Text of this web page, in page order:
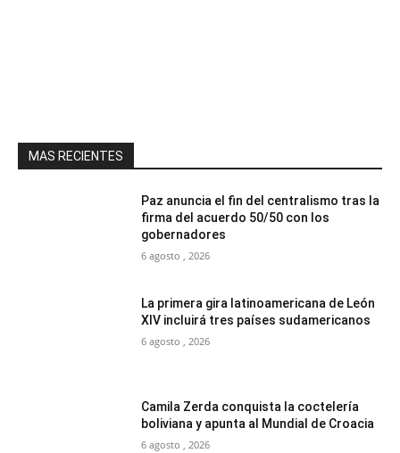
MAS RECIENTES
Paz anuncia el fin del centralismo tras la
firma del acuerdo 50/50 con los
gobernadores
6 agosto , 2026
La primera gira latinoamericana de León
XIV incluirá tres países sudamericanos
6 agosto , 2026
Camila Zerda conquista la coctelería
boliviana y apunta al Mundial de Croacia
6 agosto , 2026